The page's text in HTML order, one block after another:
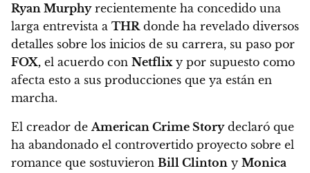
Ryan Murphyrecientemente ha concedido una
larga entrevista a THRdonde ha revelado diversos
detalles sobre los inicios de su carrera, su paso por
FOX, el acuerdo con Netflixy por supuesto como
afecta esto a sus producciones que ya están en
marcha.
El creador deAmerican Crime Storydeclaró que
ha abandonado el controvertido proyecto sobre el
romance que sostuvieron Bill Clinton y Monica